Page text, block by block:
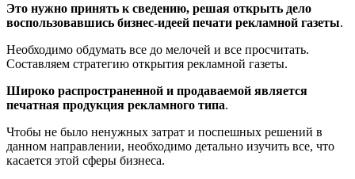
Это нужно принять к сведению, решая открыть дело
воспользовавшись бизнес-идеей печати рекламной газеты.
Необходимо обдумать все до мелочей и все просчитать.
Составляем стратегию открытия рекламной газеты.
Широко распространенной и продаваемой является
печатная продукция рекламного типа.
Чтобы не было ненужных затрат и поспешных решений в
данном направлении, необходимо детально изучить все, что
касается этой сферы бизнеса.